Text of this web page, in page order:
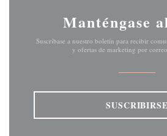
Manténgase
Suscríbase a nuestro boletín para recibir
y ofertas de marketing por
SUSCRIBIRSE